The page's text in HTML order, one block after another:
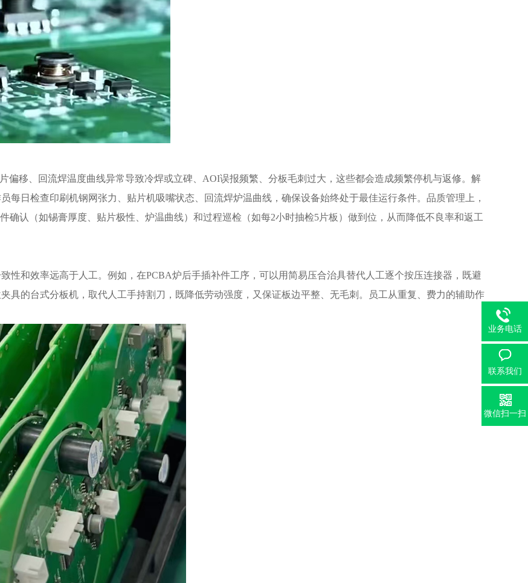
偏移、回流焊温度曲线异常导致冷焊或立碑、AOI误报频繁、分板毛刺过大，这些都会造成频繁停机与返修。解
每日检查印刷机钢网张力、贴片机吸嘴状态、回流焊炉温曲线，确保设备始终处于最佳运行条件。品质管理上，
确认（如锡膏厚度、贴片极性、炉温曲线）和过程巡检（如每2小时抽检5片板）做到位，从而降低不良率和返工
性和效率远高于人工。例如，在PCBA炉后手插补件工序，可以用简易压合治具替代人工逐个按压连接器，既避
具的台式分板机，取代人工手持割刀，既降低劳动强度，又保证板边平整、无毛刺。员工从重复、费力的辅助作
业务电话
联系我们
微信扫一扫